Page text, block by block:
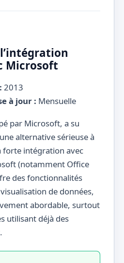
Microsoft
2013
à jour : Mensuelle
par Microsoft, a su
alternative sérieuse à
forte intégration avec
(notamment Office
des fonctionnalités
de données,
abordable, surtout
utilisant déjà des